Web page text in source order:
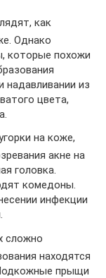
как
Однако
которые похожи
из
цвета,
на коже,
акне на
головка.
комедоны.
инфекции
сложно
находятся
прыщи